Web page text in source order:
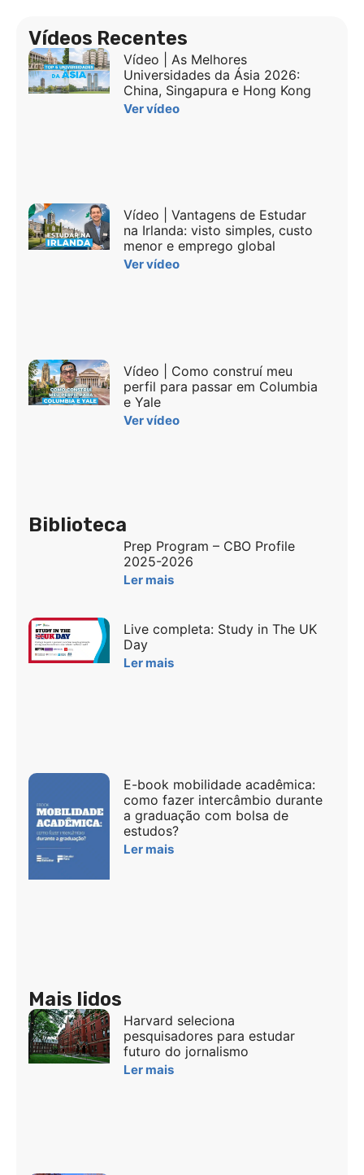
Vídeos Recentes
Vídeo | As Melhores
Universidades da Ásia 2026:
China, Singapura e Hong Kong
Ver vídeo
Vídeo | Vantagens de Estudar
na Irlanda: visto simples, custo
menor e emprego global
Ver vídeo
Vídeo | Como construí meu
perfil para passar em Columbia
e Yale
Ver vídeo
Biblioteca
Prep Program – CBO Profile
2025-2026
Ler mais
Live completa: Study in The UK
Day
Ler mais
E-book mobilidade acadêmica:
como fazer intercâmbio durante
a graduação com bolsa de
estudos?
Ler mais
Mais lidos
Harvard seleciona
pesquisadores para estudar
futuro do jornalismo
Ler mais